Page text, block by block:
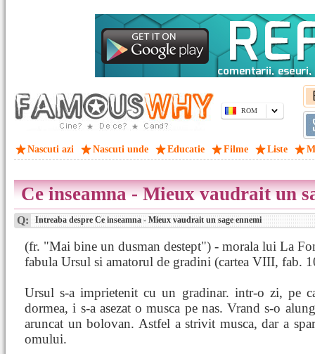
ROM
Nascuti azi Nascuti unde Educatie Filme Liste
Ce inseamna - Mieux vaudrait un
Q: Intreaba despre Ce inseamna - Mieux vaudrait un sage ennemi
(fr. "Mai bine un dusman destept") - morala lui La
fabula Ursul si amatorul de gradini (cartea VIII, fab.
Ursul s-a imprietenit cu un gradinar. intr-o zi, pe
dormea, i s-a asezat o musca pe nas. Vrand s-o
aruncat un bolovan. Astfel a strivit musca, dar a
omului.